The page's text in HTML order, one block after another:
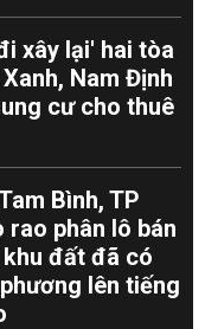
xây lại' hai tòa
Nam Định
cư cho thuê
Bình, TP
rao phân lô bán
đất đã có
lên tiếng